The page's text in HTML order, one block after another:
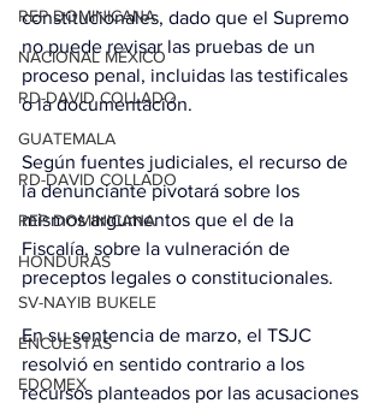
REP DOMINICANA
NACIONAL MÉXICO
RD-DAVID COLLADO
GUATEMALA
RD-DAVID COLLADO
REP DOMINICANA
HONDURAS
SV-NAYIB BUKELE
ENCUESTAS
EDOMEX
constitucionales, dado que el Supremo
no puede revisar las pruebas de un
proceso penal, incluidas las testificales
o la documentación.
Según fuentes judiciales, el recurso de
la denunciante pivotará sobre los
mismos argumentos que el de la
Fiscalía, sobre la vulneración de
preceptos legales o constitucionales.
En su sentencia de marzo, el TSJC
resolvió en sentido contrario a los
recursos planteados por las acusaciones